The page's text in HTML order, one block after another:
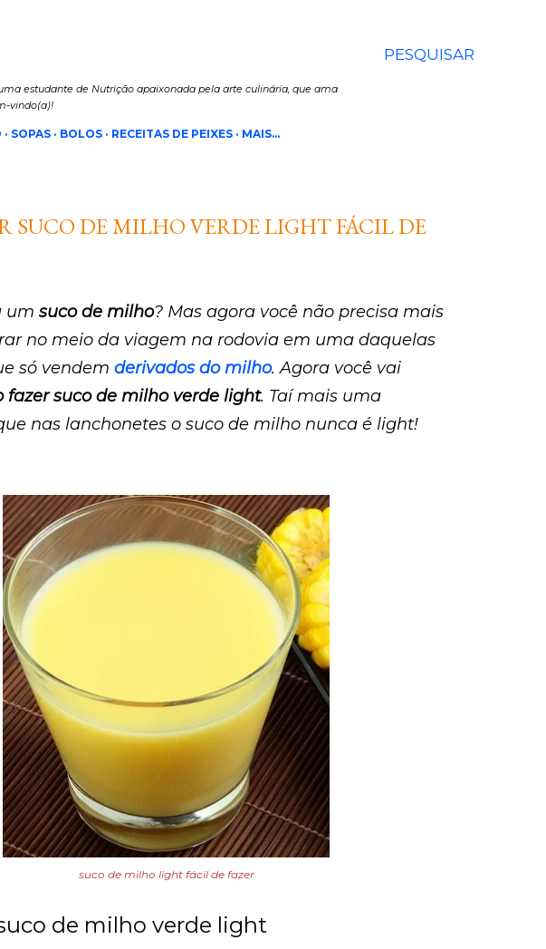
PESQUISAR
estudante de Nutrição apaixonada pela arte culinária, que ama
vindo(a)!
SOPAS BOLOS RECEITAS DE PEIXES MAIS…
SUCO DE MILHO VERDE LIGHT FÁCIL DE
um suco de milho? Mas agora você não precisa mais
no meio da viagem na rodovia em uma daquelas
só vendem derivados do milho. Agora você vai
fazer suco de milho verde light. Taí mais uma
nas lanchonetes o suco de milho nunca é light!
suco de milho light fácil de fazer
de milho verde light